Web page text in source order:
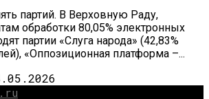
партий. В Верховную Раду,
обработки 80,05% электронных
партии «Слуга народа» (42,83%
«Оппозиционная платформа –...